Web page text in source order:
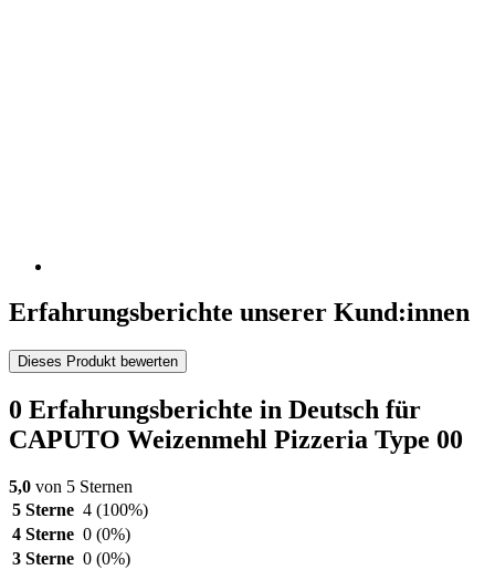
Erfahrungsberichte unserer Kund:innen
Dieses Produkt bewerten
0 Erfahrungsberichte in Deutsch für
CAPUTO Weizenmehl Pizzeria Type 00
5,0 von 5 Sternen
5 Sterne 4 (100%)
4 Sterne 0 (0%)
3 Sterne 0 (0%)